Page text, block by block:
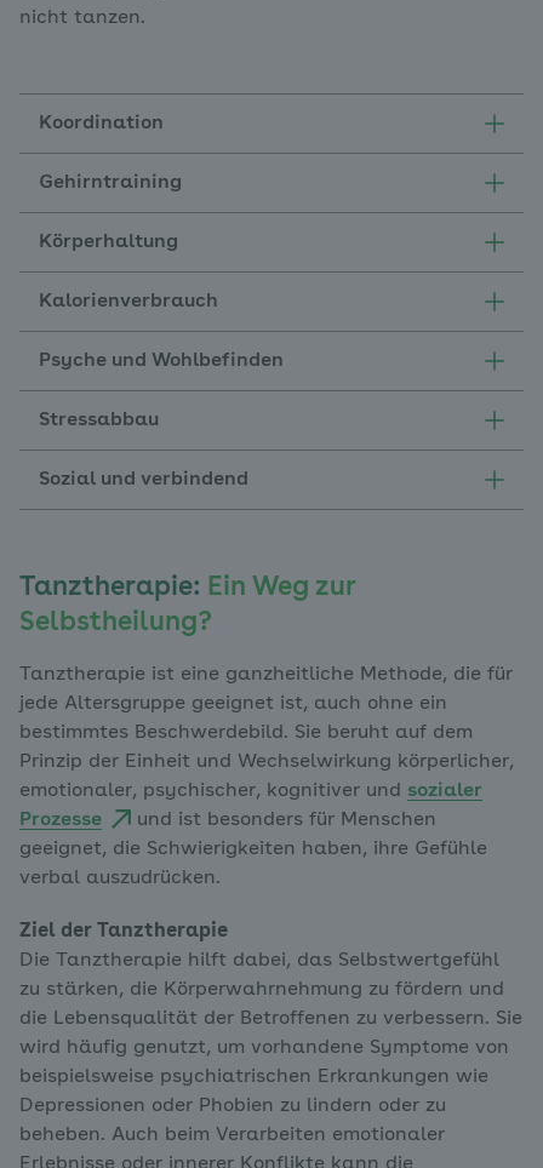
nicht tanzen.
Koordination
Gehirntraining
Körperhaltung
Kalorienverbrauch
Psyche und Wohlbefinden
Stressabbau
Sozial und verbindend
Tanztherapie: Ein Weg zur
Selbstheilung?
Tanztherapie ist eine ganzheitliche Methode, die für
jede Altersgruppe geeignet ist, auch ohne ein
bestimmtes Beschwerdebild. Sie beruht auf dem
Prinzip der Einheit und Wechselwirkung körperlicher,
emotionaler, psychischer, kognitiver und sozialer
Prozesse
und ist besonders für Menschen
geeignet, die Schwierigkeiten haben, ihre Gefühle
verbal auszudrücken.
Ziel der Tanztherapie
Die Tanztherapie hilft dabei, das Selbstwertgefühl
zu stärken, die Körperwahrnehmung zu fördern und
die Lebensqualität der Betroffenen zu verbessern. Sie
wird häufig genutzt, um vorhandene Symptome von
beispielsweise psychiatrischen Erkrankungen wie
Depressionen oder Phobien zu lindern oder zu
beheben. Auch beim Verarbeiten emotionaler
Erlebnisse oder innerer Konflikte kann die